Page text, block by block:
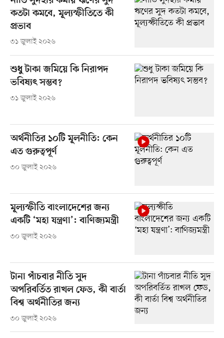
কতটা কমবে, মূল্যস্ফীতিতে কী
প্রভাব
৩১ জুলাই ২০২৬
শুধু টাকা জমিয়ে কি নিরাপদ
ভবিষ্যৎ সম্ভব?
৩১ জুলাই ২০২৬
অর্থনীতির ১০টি মূলনীতি: কেন
এত গুরুত্বপূর্ণ
৩০ জুলাই ২০২৬
মূল্যস্ফীতি বাংলাদেশের জন্য
একটি ‘মহা যন্ত্রণা’: বাণিজ্যমন্ত্রী
৩০ জুলাই ২০২৬
টানা পাঁচবার নীতি সুদ
অপরিবর্তিত রাখল ফেড, কী বার্তা
বিশ্ব অর্থনীতির জন্য
৩০ জুলাই ২০২৬